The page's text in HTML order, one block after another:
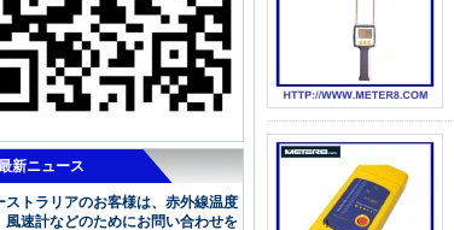
新ニュース
強力な新製品 - 高周波水分計
強力な新製品 - 高周波水分計
高周波水分計DM300を測定す
めに使用されます 水分 土、銀砂、
粉末材料の...
ストラリアのお客様は、赤外線温度
風速計などのためにお問い合わせを
ください..